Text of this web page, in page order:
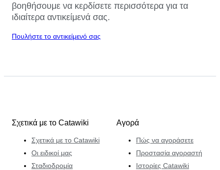
βοηθήσουμε να κερδίσετε περισσότερα για τα
ιδιαίτερα αντικείμενά σας.
Πουλήστε το αντικείμενό σας
Σχετικά με το Catawiki
Σχετικά με το Catawiki
Οι ειδικοί μας
Σταδιοδρομία
Αγορά
Πώς να αγοράσετε
Προστασία αγοραστή
Ιστορίες Catawiki